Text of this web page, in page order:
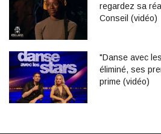
regardez sa
Conseil (vidéo)
"Danse avec
éliminé, ses
prime (vidéo)